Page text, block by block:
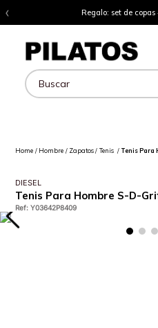
‹ Regalo: set de
Buscar
Hombre Zapatos Tenis Tenis Para
DIESEL
Tenis Para Hombre S-D-
Ref:Y03642P8409